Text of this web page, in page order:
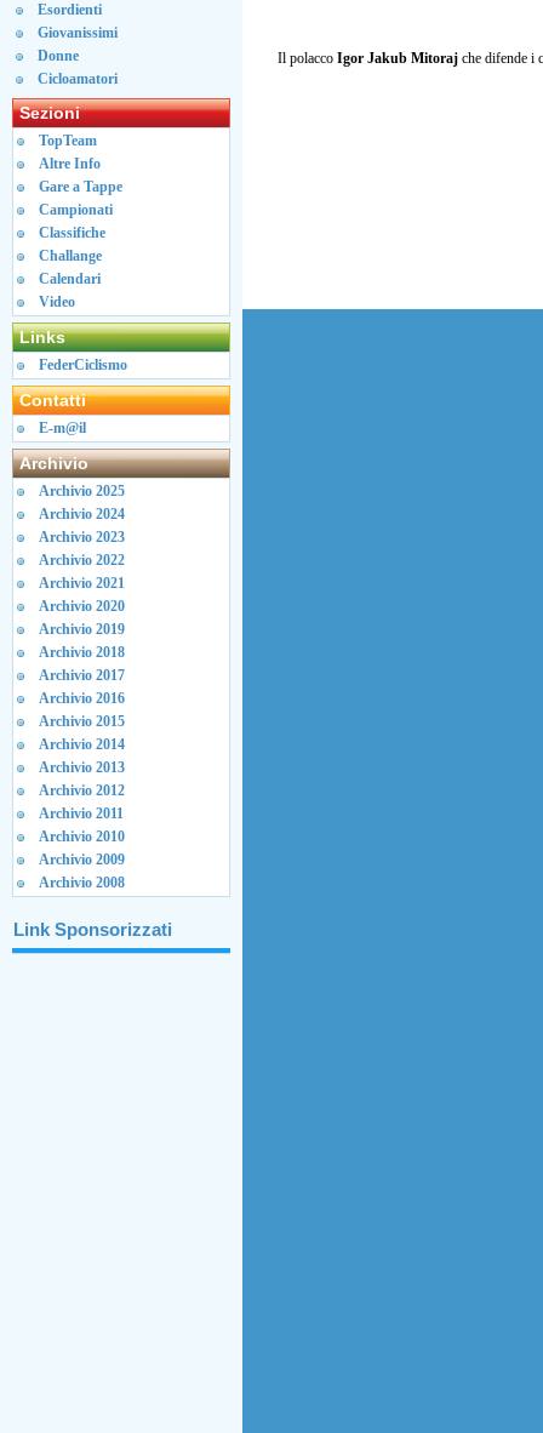
Esordienti
Giovanissimi
Donne
Cicloamatori
Sezioni
TopTeam
Altre Info
Gare a Tappe
Campionati
Classifiche
Challange
Calendari
Video
Links
FederCiclismo
Contatti
E-m@il
Archivio
Archivio 2025
Archivio 2024
Archivio 2023
Archivio 2022
Archivio 2021
Archivio 2020
Archivio 2019
Archivio 2018
Archivio 2017
Archivio 2016
Archivio 2015
Archivio 2014
Archivio 2013
Archivio 2012
Archivio 2011
Archivio 2010
Archivio 2009
Archivio 2008
Link Sponsorizzati
Il polaccoIgor Jakub Mitorajche difende i